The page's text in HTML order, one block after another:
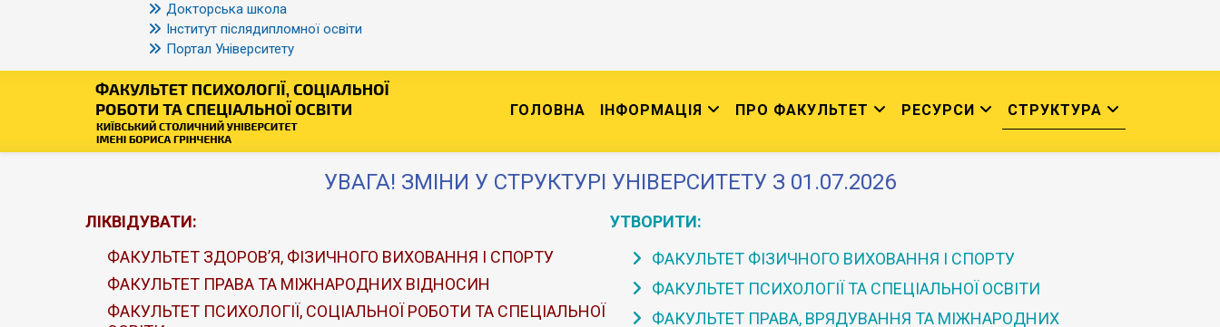
Докторська школа
Інститут післядипломної освіти
Портал Університету
ГОЛОВНА ІНФОРМАЦІЯ ПРО ФАКУЛЬТЕТ РЕСУРСИ СТРУКТУРА
УВАГА! ЗМІНИ У СТРУКТУРІ УНІВЕРСИТЕТУ З 01.07.2026
ЛІКВІДУВАТИ:
ФАКУЛЬТЕТ ЗДОРОВ’Я, ФІЗИЧНОГО ВИХОВАННЯ І СПОРТУ
ФАКУЛЬТЕТ ПРАВА ТА МІЖНАРОДНИХ ВІДНОСИН
ФАКУЛЬТЕТ ПСИХОЛОГІЇ, СОЦІАЛЬНОЇ РОБОТИ ТА СПЕЦІАЛЬНОЇ
УТВОРИТИ:
ФАКУЛЬТЕТ ФІЗИЧНОГО ВИХОВАННЯ І СПОРТУ
ФАКУЛЬТЕТ ПСИХОЛОГІЇ ТА СПЕЦІАЛЬНОЇ ОСВІТИ
ФАКУЛЬТЕТ ПРАВА, ВРЯДУВАННЯ ТА МІЖНАРОДНИХ